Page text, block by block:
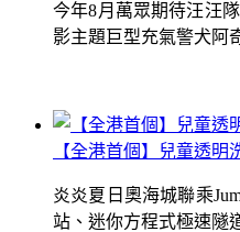
【全港首個】兒童透明
炎炎夏日奧海城聯乘
站、迷你方程式極速隧
今年8月萬眾期待汪汪
影主題巨型充氣警犬阿